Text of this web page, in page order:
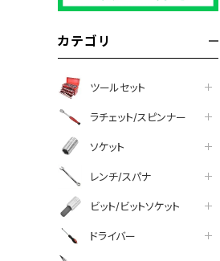
カテゴリ
ツールセット
ラチェット/スピンナー
ソケット
レンチ/スパナ
ビット/ビットソケット
ドライバー